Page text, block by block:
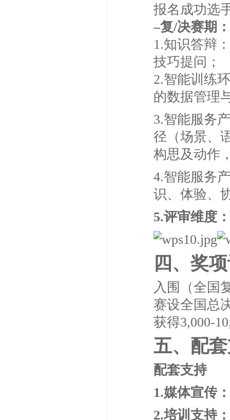
报名成功选
–复/决赛期
1.知识答辩
技巧提问；
2.智能训练
的数据管理
3.智能服务
径（场景、
构思及动作
4.智能服务
识、体验、
5.评审维度：
四、奖
入围（全国
赛设全国总
获得3,000-
五、配
配套支持
1.媒体宣传：
2.培训支持：